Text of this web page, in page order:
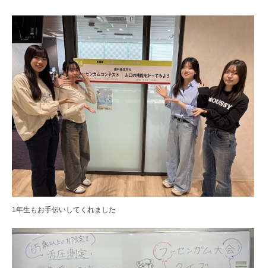
1年生もお手伝いしてくれました